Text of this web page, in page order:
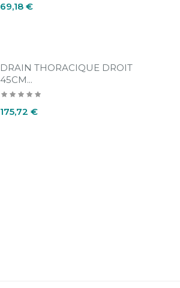
Prix
69,18 €
DRAIN THORACIQUE DROIT
45CM...
Prix
175,72 €